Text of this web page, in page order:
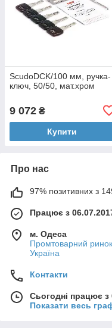
ScudoDCK/100 мм, ручка-
ключ, 50/50, мат.хром
9 072 ₴
Купити
Про нас
97% позитивних з 149
Працює з
м. Одеса
Промтоварний
Україна
Контакти
Сьогодні працює з
Показати весь